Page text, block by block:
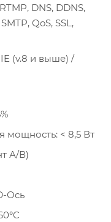
DNS, DDNS,
QoS, SSL,
(v.8 и выше) /
мощность: < 8,5 Вт
А/В)
Ось